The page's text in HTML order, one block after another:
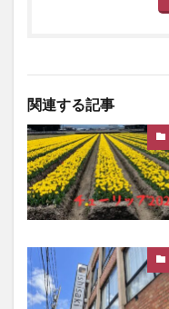
関連する記事